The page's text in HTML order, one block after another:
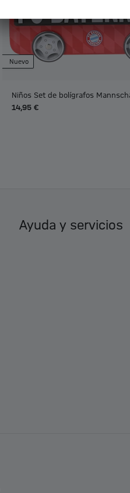
Nuevo
Niños Set de bolígrafos
14,95 €
Ayuda y servicios